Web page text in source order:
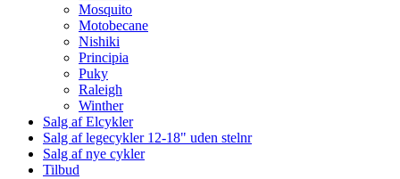
Mosquito
Motobecane
Nishiki
Principia
Puky
Raleigh
Winther
Salg af Elcykler
Salg af legecykler 12-18" uden stelnr
Salg af nye cykler
Tilbud